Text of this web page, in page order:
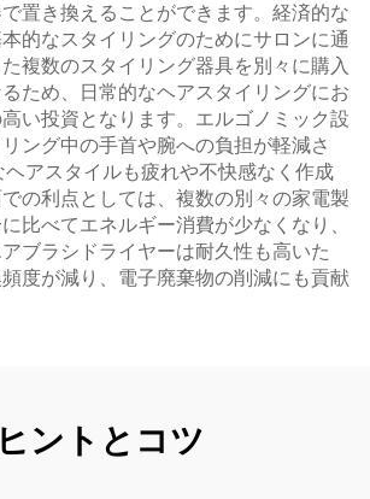
置き換えることができます。経済的な
的なスタイリングのためにサロンに通
複数のスタイリング器具を別々に購入
ため、日常的なヘアスタイリングにお
い投資となります。エルゴノミック設
ング中の手首や腕への負担が軽減さ
アスタイルも疲れや不快感なく作成
の利点としては、複数の別々の家電製
比べてエネルギー消費が少なくなり、
ブラシドライヤーは耐久性も高いた
度が減り、電子廃棄物の削減にも貢献
ヒントとコツ